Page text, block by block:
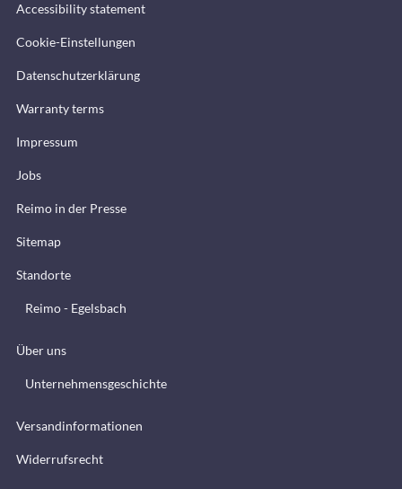
Accessibility statement
Cookie-Einstellungen
Datenschutzerklärung
Warranty terms
Impressum
Jobs
Reimo in der Presse
Sitemap
Standorte
Reimo - Egelsbach
Über uns
Unternehmensgeschichte
Versandinformationen
Widerrufsrecht